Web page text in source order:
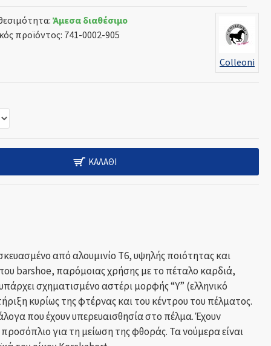
Άμεσα διαθέσιμο
προϊόντος: 741-0002-905
Colleoni
ΚΑΛΆΘΙ
από αλουμινίο Τ6, υψηλής ποιότητας και
barshoe, παρόμοιας χρήσης με το πέταλο καρδιά,
σχηματισμένο αστέρι μορφής “Υ” (ελληνικό
κυρίως της φτέρνας και του κέντρου του πέλματος.
που έχουν υπερευαισθησία στο πέλμα. Έχουν
για τη μείωση της φθοράς. Τα νούμερα είναι